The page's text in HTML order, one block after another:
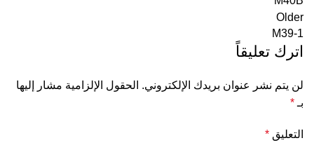
Older
M39-1
اترك تعليقاً
لن يتم نشر عنوان بريدك الإلكتروني. الحقول الإلزامية مشار إليها
بـ *
التعليق *